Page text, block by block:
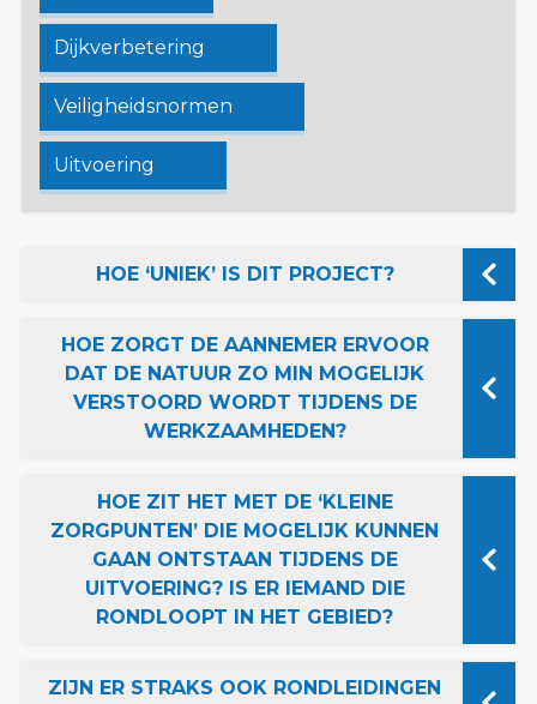
HOE ‘UNIEK’ IS DIT PROJECT?
HOE ZORGT DE AANNEMER ERVOOR
DAT DE NATUUR ZO MIN MOGELIJK
VERSTOORD WORDT TIJDENS DE
WERKZAAMHEDEN?
HOE ZIT HET MET DE ‘KLEINE
ZORGPUNTEN’ DIE MOGELIJK KUNNEN
GAAN ONTSTAAN TIJDENS DE
UITVOERING? IS ER IEMAND DIE
RONDLOOPT IN HET GEBIED?
ZIJN ER STRAKS OOK RONDLEIDINGEN
Dijkverbetering
Veiligheidsnormen
Uitvoering